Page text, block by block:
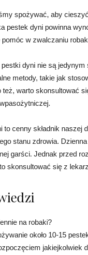
spożywać, aby
pestek dyni powinna
w zwalczaniu
dyni nie są
metody, takie jak
też, warto skonsultować
to cenny składnik
stanu zdrowia.
garści. Jednak przed
skonsultować się z
na robaki?
około 10-15
jakiejkolwiek